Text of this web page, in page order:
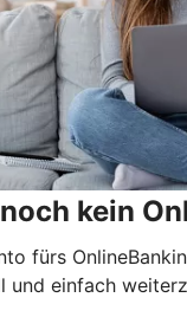
kein
fürs
und einfach